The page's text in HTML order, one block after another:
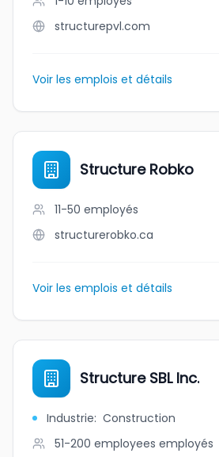
structurepvl.com
Voir les emplois et détails
Structure Robko
11-50 employés
structurerobko.ca
Voir les emplois et détails
Structure SBL Inc.
Industrie: Construction
51-200 employees employés